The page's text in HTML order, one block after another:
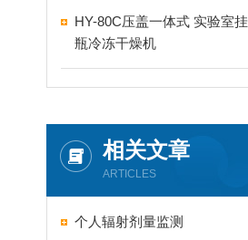
HY-80C压盖一体式 实验室挂
瓶冷冻干燥机
相关文章
ARTICLES
个人辐射剂量监测